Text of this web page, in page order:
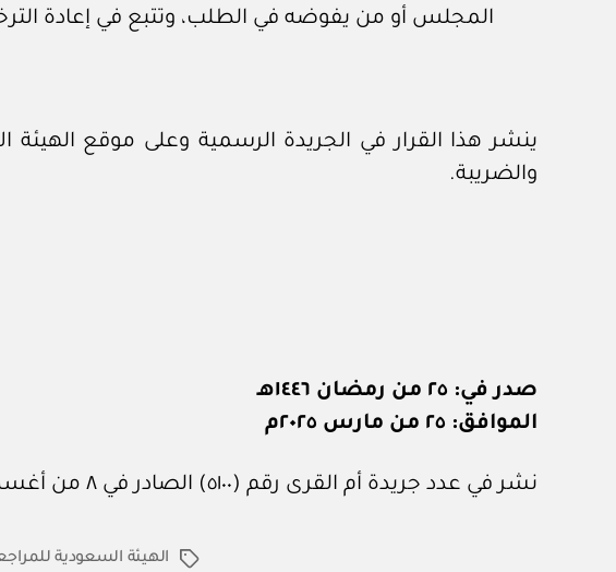
المجلس أو من يفوضه في الطلب، وتتبع في إعادة
ينشر هذا القرار في الجريدة الرسمية وعلى موقع الهيئة
والضريبة.
صدر في: ٢٥ من رمضان ١٤٤٦هـ
الموافق: ٢٥ من مارس ٢٠٢٥م
نشر في عدد جريدة أم القرى رقم (٥١٠٠) الصادر في ٨ من أغسطس ٢٠٢٥م.
الوسومالهيئة السعودية